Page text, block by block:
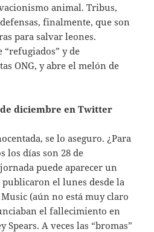
animal. Tribus,
finalmente, que son
para salvar leones.
y de
ONG, y abre el melón de
de diciembre en Twitter
se lo aseguro. ¿Para
los días son 28 de
puede aparecer un
el lunes desde la
(aún no está muy claro
el fallecimiento en
Spears. A veces las “bromas”